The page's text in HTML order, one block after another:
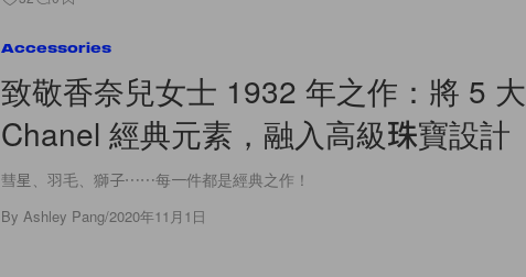
Accessories
致敬香奈兒女士 1932 年之作：將 5 大
Chanel 經典元素，融入高級珠寶設計
彗星、羽毛、獅子⋯⋯每一件都是經典之作！
By Ashley Pang/2020年11月1日